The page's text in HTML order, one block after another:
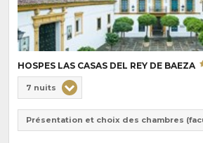
HOSPES LAS CASAS DEL REY DE BAEZA
de
pension
Durée
7 nuits
Présentation et choix des chambres